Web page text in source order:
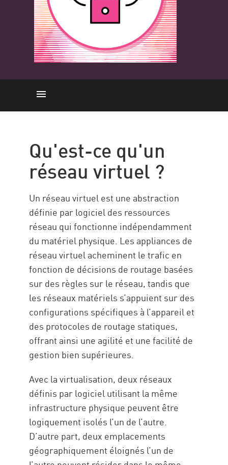
LES BESOINS
Sécurité des réseaux virtuels
Ressources
Qu'est-ce qu'un
réseau virtuel ?
Un réseau virtuel est une abstraction
définie par logiciel des ressources
réseau qui fonctionne indépendamment
du matériel physique. Les appliances de
réseau virtuel acheminent le trafic en
fonction de décisions de routage basées
sur des règles sur le réseau, tandis que
les réseaux matériels s’appuient sur des
configurations spécifiques à l’appareil et
des protocoles de routage statiques,
offrant ainsi une agilité et une facilité de
gestion bien supérieures.
Avec la virtualisation, deux réseaux
définis par logiciel utilisant la même
infrastructure physique peuvent être
logiquement isolés l’un de l’autre.
D’autre part, deux emplacements
géographiquement éloignés l’un de